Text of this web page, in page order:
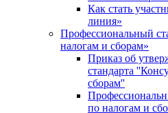
Как стать
линия»
Профессиональный
налогам и сборам»
Приказ об
стандарта
сборам''
по налогам и